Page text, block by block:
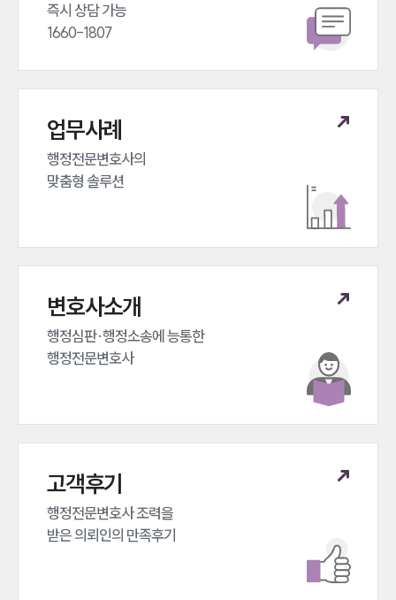
즉시 상담 가능
1660-1807
업무사례
행정전문변호사의
맞춤형 솔루션
변호사소개
행정심판·행정소송에 능통한
행정전문변호사
고객후기
행정전문변호사 조력을
받은 의뢰인의 만족후기